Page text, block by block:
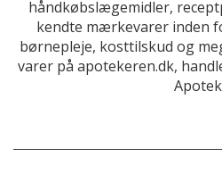
håndkøbslægemidler,
kendte mærkevarer inden
børnepleje, kosttilskud og
varer på apotekeren.dk,